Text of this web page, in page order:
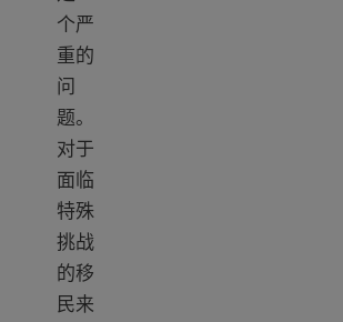
个严
重的
问
题。
对于
面临
特殊
挑战
的移
民来